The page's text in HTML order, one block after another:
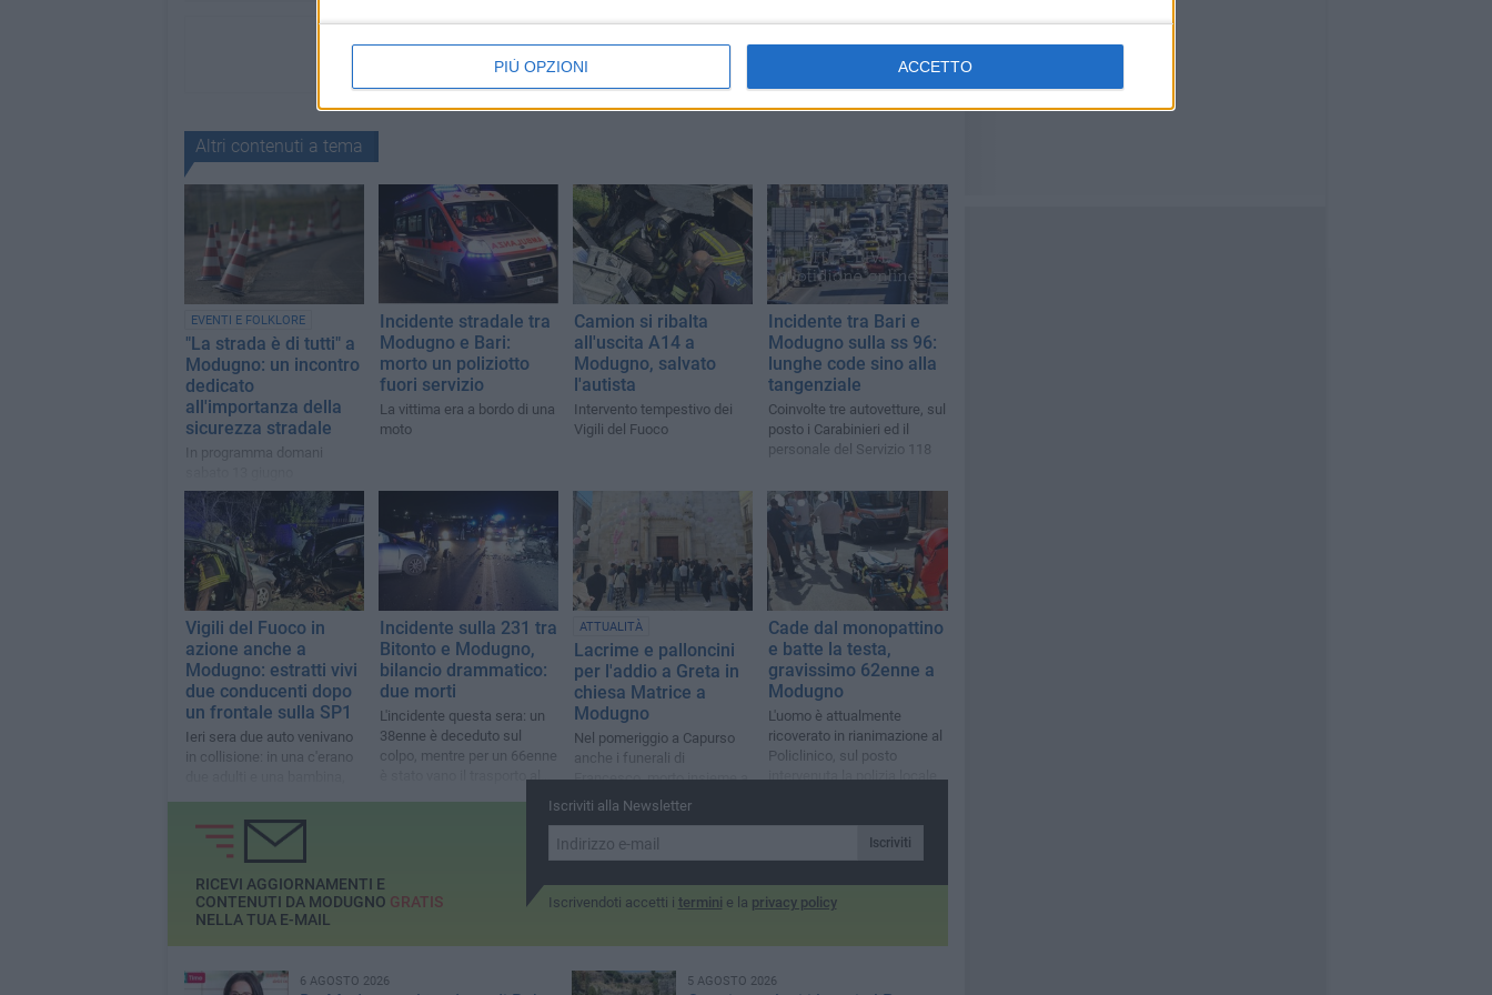
PIÙ OPZIONI ACCETTO
Altri contenuti a tema
EVENTI E FOLKLORE
"La strada è di tutti" a
Modugno: un incontro
dedicato
all'importanza della
sicurezza stradale
In programma domani
Incidente stradale tra
Modugno e Bari:
morto un poliziotto
fuori servizio
La vittima era a bordo di una
moto
Camion si ribalta
all'uscita A14 a
Modugno, salvato
l'autista
Intervento tempestivo dei
Vigili del Fuoco
Incidente tra Bari e
Modugno sulla ss 96:
lunghe code sino alla
tangenziale
Coinvolte tre autovetture, sul
posto i Carabinieri ed il
personale del Servizio 118
Vigili del Fuoco in
azione anche a
Modugno: estratti vivi
due conducenti dopo
un frontale sulla SP1
Ieri sera due auto venivano
in collisione: in una c'erano
Incidente sulla 231 tra
Bitonto e Modugno,
bilancio drammatico:
due morti
L'incidente questa sera: un
38enne è deceduto sul
colpo, mentre per un 66enne
è stato vano il trasporto al
ATTUALITÀ
Lacrime e palloncini
per l'addio a Greta in
chiesa Matrice a
Modugno
Nel pomeriggio a Capurso
anche i funerali di
Francesco, morto insieme a
lei in un incidente a
Cade dal monopattino
e batte la testa,
gravissimo 62enne a
Modugno
L'uomo è attualmente
ricoverato in rianimazione al
Policlinico, sul posto
intervenuta la polizia locale
Iscriviti alla Newsletter
Iscriviti
Iscrivendoti accetti i termini e la privacy policy
RICEVI AGGIORNAMENTI E
CONTENUTI DA MODUGNO GRATIS
NELLA TUA E-MAIL
6 AGOSTO 2026 5 AGOSTO 2026